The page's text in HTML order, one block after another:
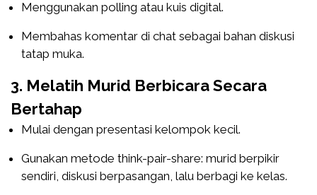
Menggunakan polling atau kuis digital.
Membahas komentar di chat sebagai bahan diskusi
tatap muka.
3. Melatih Murid Berbicara Secara
Bertahap
Mulai dengan presentasi kelompok kecil.
Gunakan metode think-pair-share: murid berpikir
sendiri, diskusi berpasangan, lalu berbagi ke kelas.